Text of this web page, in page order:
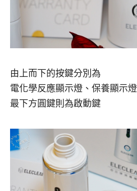
由上而下的按鍵分別為
電化學反應顯示燈、保養顯示
最下方圓鍵則為啟動鍵